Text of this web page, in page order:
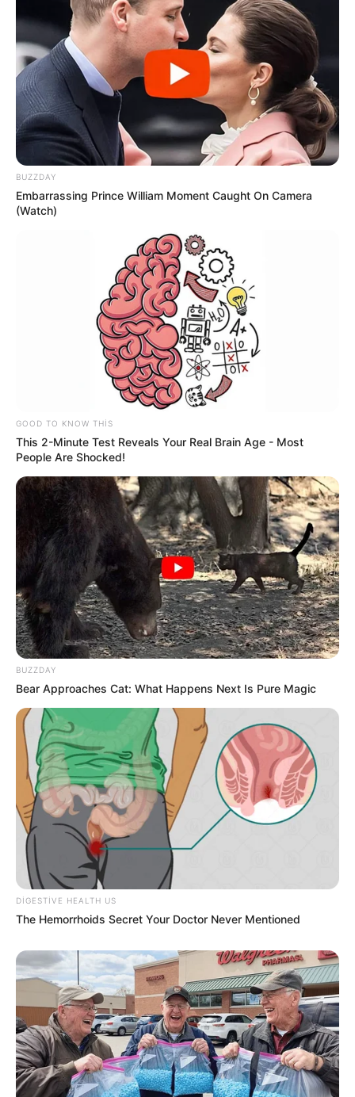
18:41 / 06 Avqust 2026 CƏMİYYƏT
İcra başçısı üç qurumu birləşdirdi,
yeni
rəis təyin etdi
67 0 0
18:40 / 06 Avqust 2026
Zaur TikTok-dadır, Rəşad Məcid isə
Turan Etibaroğlu yazır…
18:34 / 06 Avqust 2026 CƏMİYYƏT
Əslində, Rəşad müəllim bir el məsəlində
deyildiyi kimi:"Quşu gözündən
vurmuşdu"
74 0 0
18:09 / 06 Avqust 2026 CƏMİYYƏT
BUZZDAY
Embarrassing Prince William Moment Caught On Camera
(Watch)
GOOD TO KNOW THIS
This 2-Minute Test Reveals Your Real Brain Age - Most
People Are Shocked!
BUZZDAY
Bear Approaches Cat: What Happens Next Is Pure Magic
DIGESTIVE HEALTH US
The Hemorrhoids Secret Your Doctor Never Mentioned